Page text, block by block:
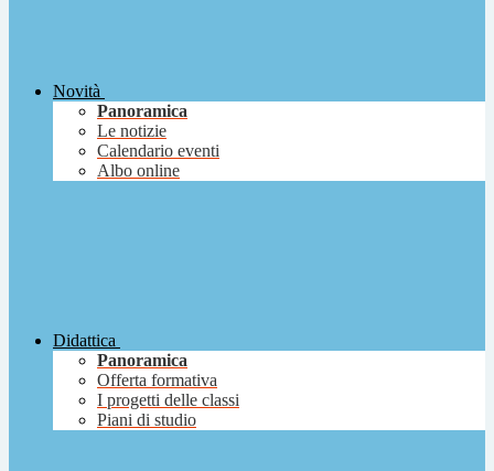
Novità
Panoramica
Le notizie
Calendario eventi
Albo online
Didattica
Panoramica
Offerta formativa
I progetti delle classi
Piani di studio